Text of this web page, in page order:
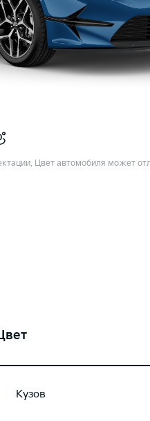
Цвет автомобиля может
Кузов